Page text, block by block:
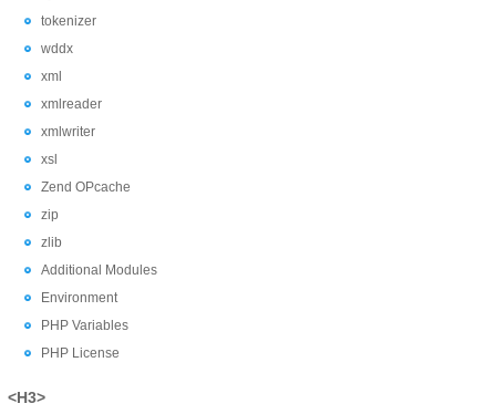
tokenizer
wddx
xml
xmlreader
xmlwriter
xsl
Zend OPcache
zip
zlib
Additional Modules
Environment
PHP Variables
PHP License
<H3>